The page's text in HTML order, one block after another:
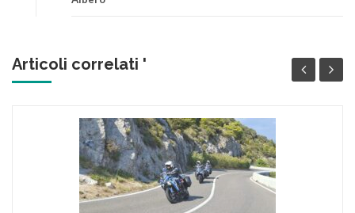
Articoli correlati '